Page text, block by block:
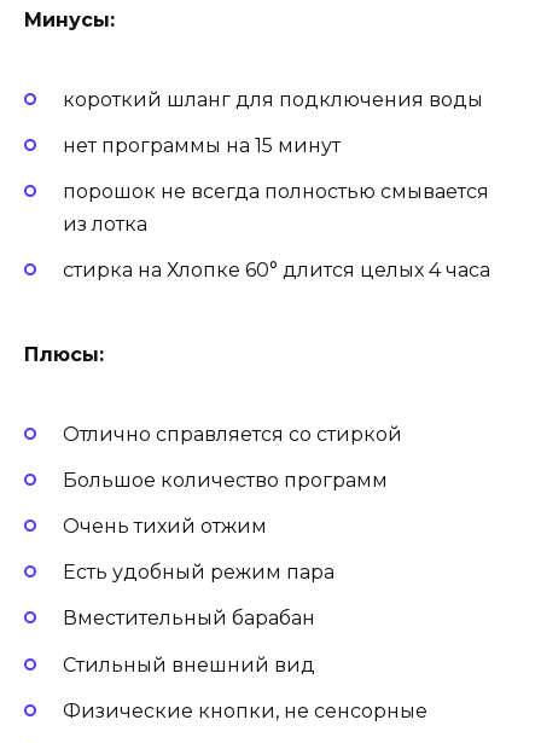
Минусы:
короткий шланг для подключения воды
нет программы на 15 минут
порошок не всегда полностью смывается
из лотка
стирка на Хлопке 60° длится целых 4 часа
Плюсы:
Отлично справляется со стиркой
Большое количество программ
Очень тихий отжим
Есть удобный режим пара
Вместительный барабан
Стильный внешний вид
Физические кнопки, не сенсорные